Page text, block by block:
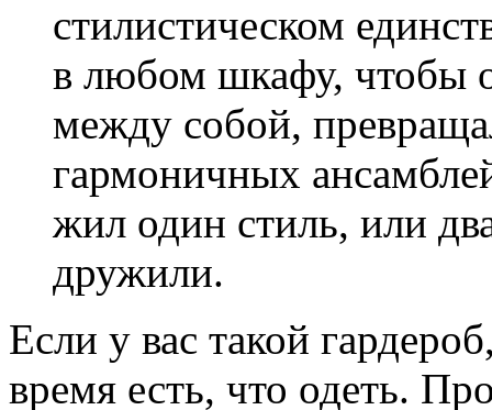
стилистическом
в любом шкафу, чтобы
между собой,
гармоничных
жил один стиль, или
дружили.
Если у вас такой
время есть, что одеть.